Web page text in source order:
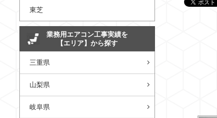
東芝
業務用エアコン工事実績を
【エリア】から探す
三重県
山梨県
岐阜県